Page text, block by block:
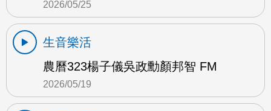
2026/05/25
生音樂活
農曆323楊子儀吳政勳顏邦智 FM
2026/05/19